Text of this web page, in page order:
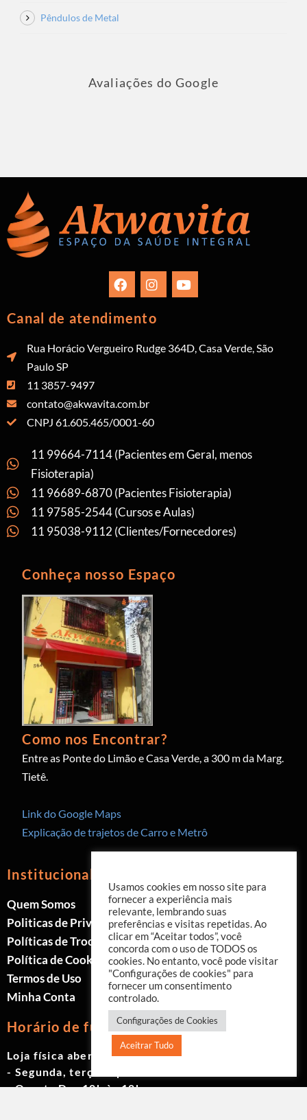
Pêndulos de Metal
Avaliações do Google
Canal de atendimento
Rua Horácio Vergueiro Rudge 364D, Casa Verde, São
Paulo SP
11 3857-9497
contato@akwavita.com.br
CNPJ 61.605.465/0001-60
11 99664-7114 (Pacientes em Geral, menos
Fisioterapia)
11 96689-6870 (Pacientes Fisioterapia)
11 97585-2544 (Cursos e Aulas)
11 95038-9112 (Clientes/Fornecedores)
Conheça nosso Espaço
Como nos Encontrar?
Entre as Ponte do Limão e Casa Verde, a 300 m da Marg.
Tietê.
Link do Google Maps
Explicação de trajetos de Carro e Metrô
Institucional
Quem Somos
Politicas de Privacidade
Políticas de Trocas e Devoluções
Política de Cookies
Termos de Uso
Minha Conta
Horário de funcionamento
Loja física aberta de Segunda à Sábado.
- Segunda, terça e quinta das 9h às 19h
- Quarta Das 10h às 18h
Usamos cookies em nosso site para
fornecer a experiência mais
relevante, lembrando suas
preferências e visitas repetidas. Ao
clicar em “Aceitar todos”, você
concorda com o uso de TODOS os
cookies. No entanto, você pode visitar
"Configurações de cookies" para
fornecer um consentimento
controlado.
Configurações de Cookies
Aceitrar Tudo